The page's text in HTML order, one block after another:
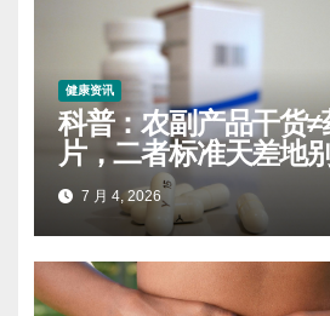
健康资讯
科普：农副产品干货
片，二者标准天差地别
7 月 4, 2026